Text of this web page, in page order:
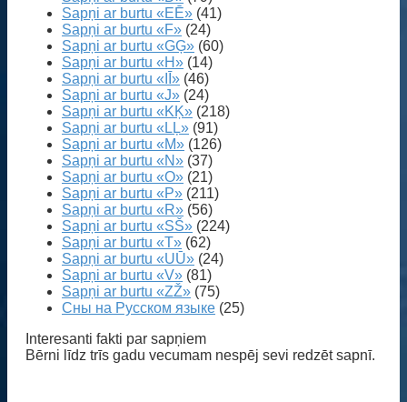
Sapņi ar burtu «EĒ» (41)
Sapņi ar burtu «F» (24)
Sapņi ar burtu «GĢ» (60)
Sapņi ar burtu «H» (14)
Sapņi ar burtu «IĪ» (46)
Sapņi ar burtu «J» (24)
Sapņi ar burtu «KĶ» (218)
Sapņi ar burtu «LĻ» (91)
Sapņi ar burtu «M» (126)
Sapņi ar burtu «N» (37)
Sapņi ar burtu «O» (21)
Sapņi ar burtu «P» (211)
Sapņi ar burtu «R» (56)
Sapņi ar burtu «SŠ» (224)
Sapņi ar burtu «T» (62)
Sapņi ar burtu «UŪ» (24)
Sapņi ar burtu «V» (81)
Sapņi ar burtu «ZŽ» (75)
Сны на Русском языке (25)
Interesanti fakti par sapņiem
Bērni līdz trīs gadu vecumam nespēj sevi redzēt sapnī.